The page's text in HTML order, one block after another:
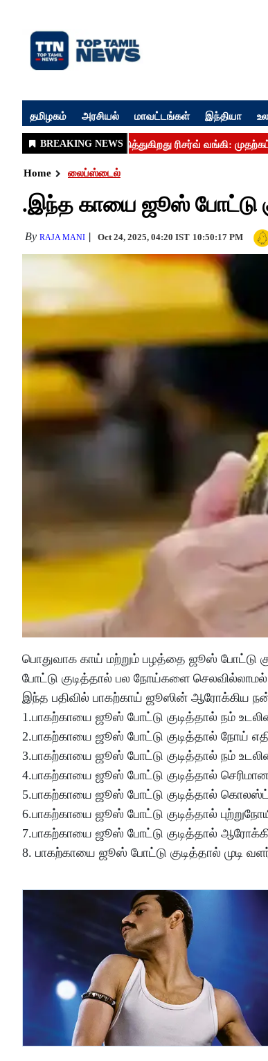
தமிழகம் அரசியல் மாவட்டங்கள் இந்தியா
Home லைப்ஸ்டைல்
.இந்த காயை ஜூஸ் போட்டு
By RAJA MANI Oct 24, 2025, 04:20 IST 10:50:17 PM
பொதுவாக காய் மற்றும் பழத்தை ஜூஸ் போட்டு
போட்டு குடித்தால் பல நோய்களை
இந்த பதிவில் பாகற்காய் ஜூஸின் ஆரோக்கிய
1.பாகற்காயை ஜூஸ் போட்டு குடித்தால் நம்
2.பாகற்காயை ஜூஸ் போட்டு குடித்தால் நோய்
3.பாகற்காயை ஜூஸ் போட்டு குடித்தால் நம்
4.பாகற்காயை ஜூஸ் போட்டு குடித்தால்
5.பாகற்காயை ஜூஸ் போட்டு குடித்தால்
6.பாகற்காயை ஜூஸ் போட்டு குடித்தால்
7.பாகற்காயை ஜூஸ் போட்டு குடித்தால்
8. பாகற்காயை ஜூஸ் போட்டு குடித்தால் முடி